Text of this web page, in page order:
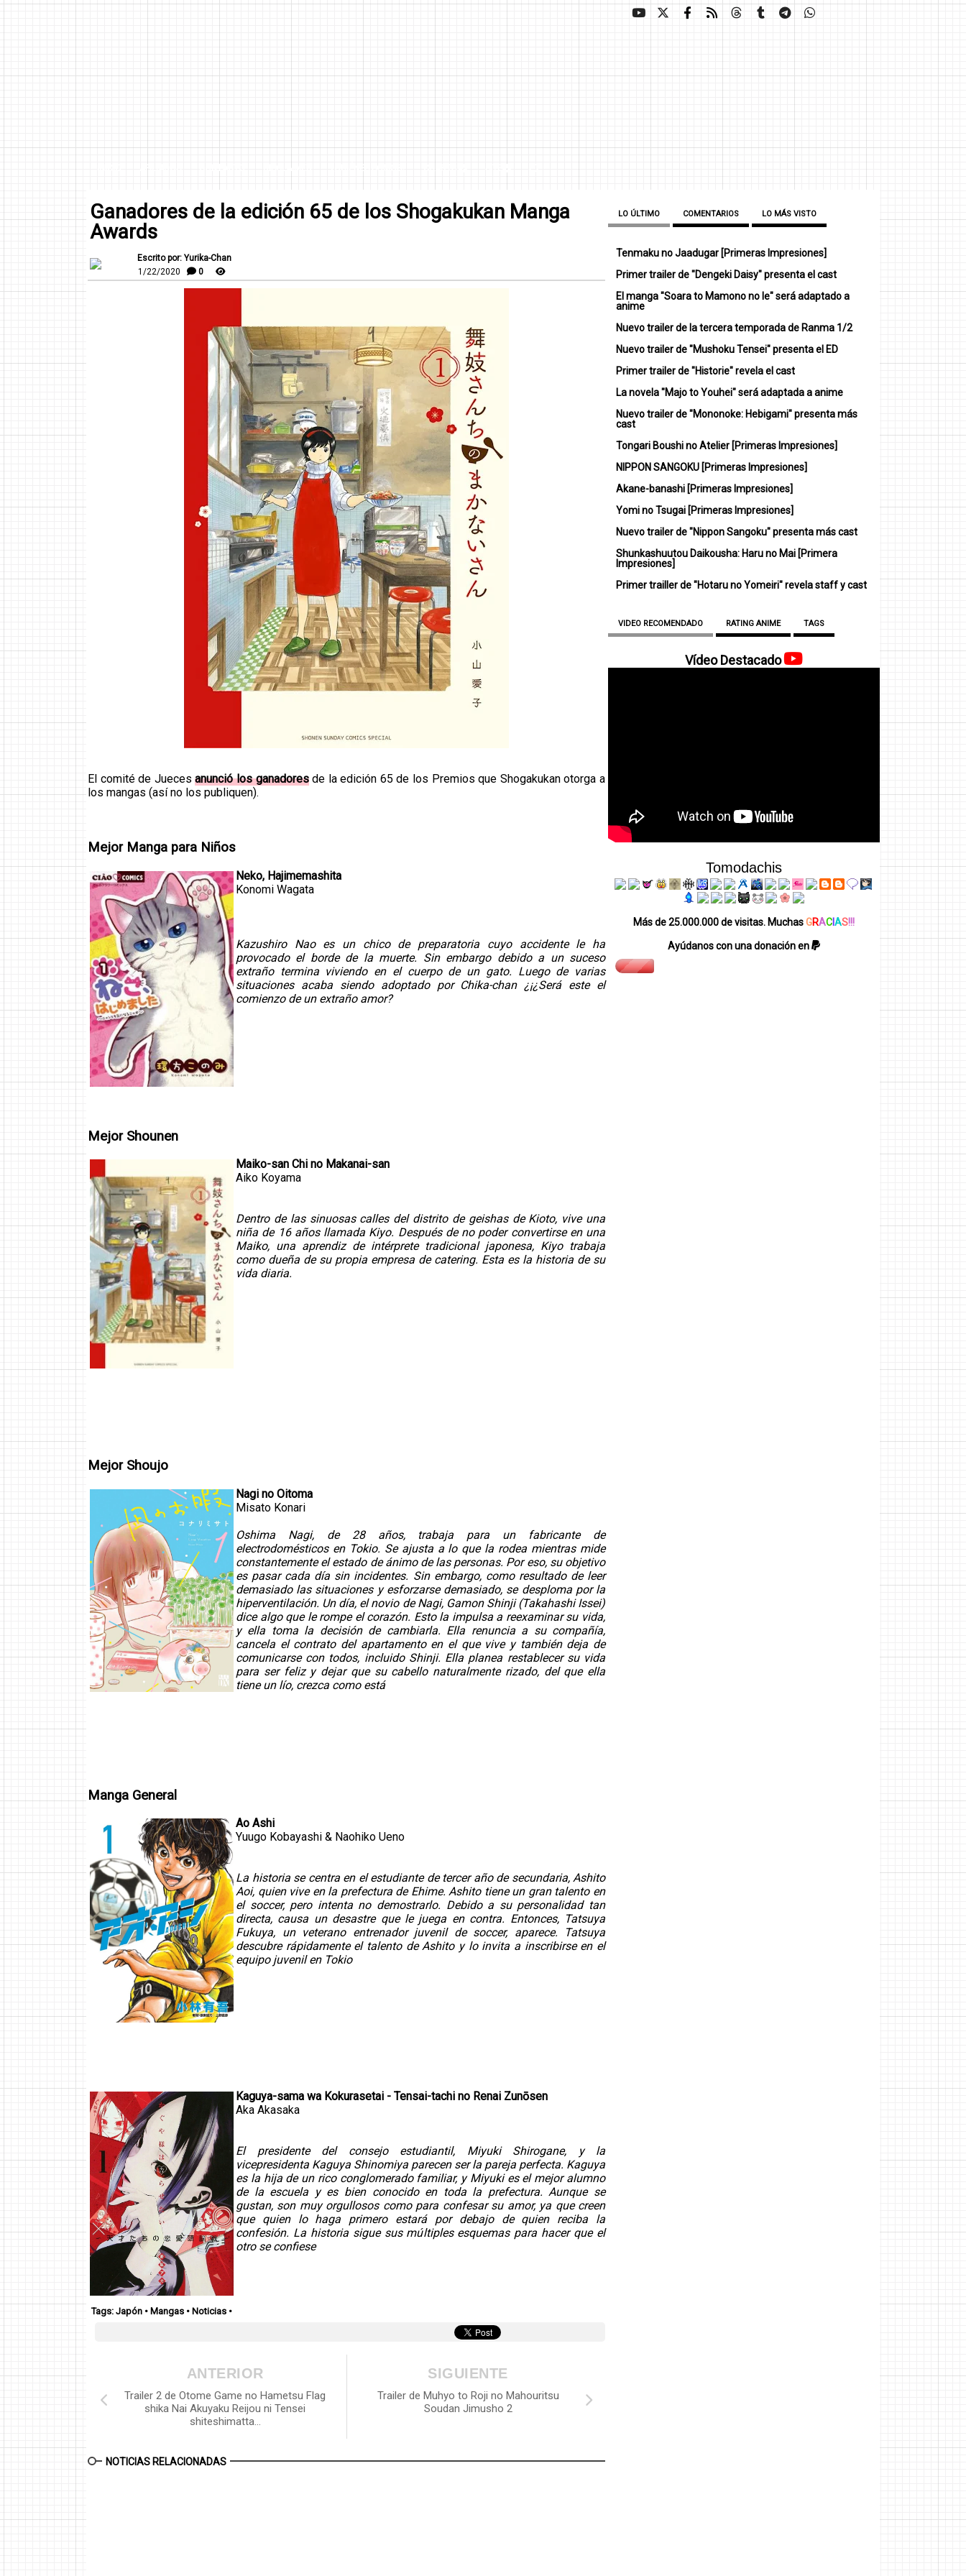
AFILIADOS DISCLAIMER ¿QUIÉNES SOMOS?
Ganadores de la edición 65 de los Shogakukan Manga
Awards
Escrito por: Yurika-Chan
1/22/2020
0
El comité de Juecesanunció los ganadoresde la edición 65 de los Premios que Shogakukan otorga a
los mangas (así no los publiquen).
Mejor Manga para Niños
Neko, Hajimemashita
Konomi Wagata
Kazushiro Nao es un chico de preparatoria cuyo accidente le ha
provocado el borde de la muerte. Sin embargo debido a un suceso
extraño termina viviendo en el cuerpo de un gato. Luego de varias
situaciones acaba siendo adoptado por Chika-chan ¿¡¿Será este el
comienzo de un extraño amor?
Mejor Shounen
Maiko-san Chi no Makanai-san
Aiko Koyama
Dentro de las sinuosas calles del distrito de geishas de Kioto, vive una
niña de 16 años llamada Kiyo. Después de no poder convertirse en una
Maiko, una aprendiz de intérprete tradicional japonesa, Kiyo trabaja
como dueña de su propia empresa de catering. Esta es la historia de su
vida diaria.
Mejor Shoujo
Nagi no Oitoma
Misato Konari
Oshima Nagi, de 28 años, trabaja para un fabricante de
electrodomésticos en Tokio. Se ajusta a lo que la rodea mientras mide
constantemente el estado de ánimo de las personas. Por eso, su objetivo
es pasar cada día sin incidentes. Sin embargo, como resultado de leer
demasiado las situaciones y esforzarse demasiado, se desploma por la
hiperventilación. Un día, el novio de Nagi, Gamon Shinji (Takahashi Issei)
dice algo que le rompe el corazón. Esto la impulsa a reexaminar su vida,
y ella toma la decisión de cambiarla. Ella renuncia a su compañía,
cancela el contrato del apartamento en el que vive y también deja de
comunicarse con todos, incluido Shinji. Ella planea restablecer su vida
para ser feliz y dejar que su cabello naturalmente rizado, del que ella
tiene un lío, crezca como está
Manga General
Ao Ashi
Yuugo Kobayashi & Naohiko Ueno
La historia se centra en el estudiante de tercer año de secundaria, Ashito
Aoi, quien vive en la prefectura de Ehime. Ashito tiene un gran talento en
el soccer, pero intenta no demostrarlo. Debido a su personalidad tan
directa, causa un desastre que le juega en contra. Entonces, Tatsuya
Fukuya, un veterano entrenador juvenil de soccer, aparece. Tatsuya
descubre rápidamente el talento de Ashito y lo invita a inscribirse en el
equipo juvenil en Tokio
Kaguya-sama wa Kokurasetai - Tensai-tachi no Renai Zunōsen
Aka Akasaka
El presidente del consejo estudiantil, Miyuki Shirogane, y la
vicepresidenta Kaguya Shinomiya parecen ser la pareja perfecta. Kaguya
es la hija de un rico conglomerado familiar, y Miyuki es el mejor alumno
de la escuela y es bien conocido en toda la prefectura. Aunque se
gustan, son muy orgullosos como para confesar su amor, ya que creen
que quien lo haga primero estará por debajo de quien reciba la
confesión. La historia sigue sus múltiples esquemas para hacer que el
otro se confiese
Tags: Japón • Mangas • Noticias •
SIGUIENTE
Trailer de Muhyo to Roji no Mahouritsu
Soudan Jimusho 2
ANTERIOR
Trailer 2 de Otome Game no Hametsu Flag
shika Nai Akuyaku Reijou ni Tensei
shiteshimatta…
NOTICIAS RELACIONADAS
LO ÚLTIMO COMENTARIOS LO MÁS VISTO
Tenmaku no Jaadugar [Primeras Impresiones]
Primer trailer de "Dengeki Daisy" presenta el cast
El manga "Soara to Mamono no Ie" será adaptado a
anime
Nuevo trailer de la tercera temporada de Ranma 1/2
Nuevo trailer de "Mushoku Tensei" presenta el ED
Primer trailer de "Historie" revela el cast
La novela "Majo to Youhei" será adaptada a anime
Nuevo trailer de "Mononoke: Hebigami" presenta más
cast
Tongari Boushi no Atelier [Primeras Impresiones]
NIPPON SANGOKU [Primeras Impresiones]
Akane-banashi [Primeras Impresiones]
Yomi no Tsugai [Primeras Impresiones]
Nuevo trailer de "Nippon Sangoku" presenta más cast
Shunkashuutou Daikousha: Haru no Mai [Primera
Impresiones]
Primer trailler de "Hotaru no Yomeiri" revela staff y cast
VIDEO RECOMENDADO RATING ANIME TAGS
Vídeo Destacado
Tomodachis
Más de 25.000.000 de visitas. MuchasGRACAS!!!
Ayúdanos con una donación en